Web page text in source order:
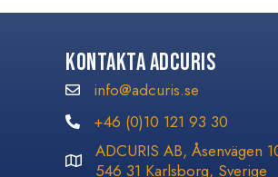
Kontakta Adcuris
info@adcuris.se
info@adcuris.se
+46 (0)10 121 93 30
+46 (0)10 121 93 30
ADCURIS AB, Åsenvägen
546 31 Karlsborg, Sverige